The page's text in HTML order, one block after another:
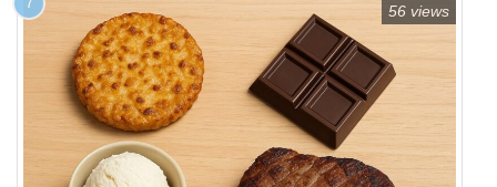
56 views